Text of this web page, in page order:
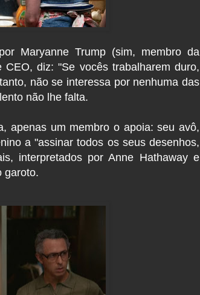
Maryanne Trump (sim, membro da
diz: "Se vocês trabalharem duro,
não se interessa por nenhuma das
não lhe falta.
apenas um membro o apoia: seu avô,
a "assinar todos os seus desenhos,
interpretados por Anne Hathaway e
garoto.